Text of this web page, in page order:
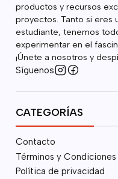
productos y recursos
proyectos. Tanto si eres
estudiante, tenemos
experimentar en el
¡Únete a nosotros y
Síguenos
CATEGORÍAS
Contacto
Términos y Condiciones
Política de privacidad